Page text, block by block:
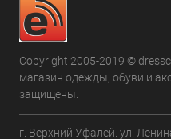
Copyright 2005-2019 ©
магазин одежды, обуви и
защищены.
г. Верхний Уфалей. ул.